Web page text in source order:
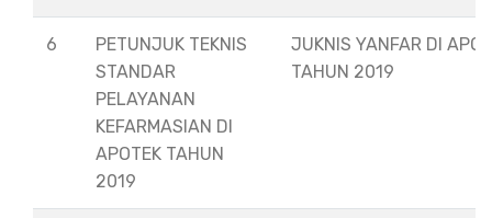
6
PETUNJUK TEKNIS
STANDAR
PELAYANAN
KEFARMASIAN DI
APOTEK TAHUN
2019
JUKNIS YANFAR DI
TAHUN 2019